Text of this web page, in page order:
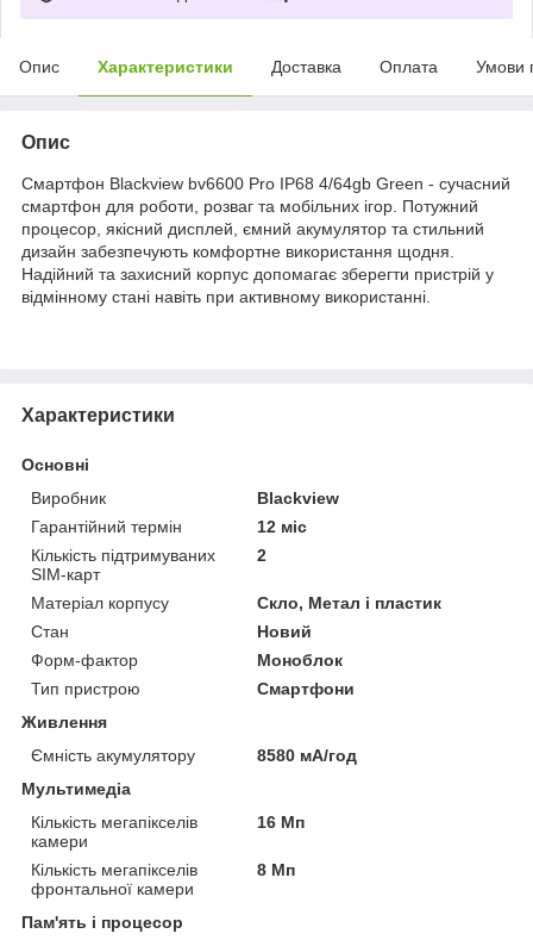
Опис Характеристики Доставка Оплата Умови
Опис
Смартфон Blackview bv6600 Pro IP68 4/64gb Green - сучасний
смартфон для роботи, розваг та мобільних ігор. Потужний
процесор, якісний дисплей, ємний акумулятор та стильний
дизайн забезпечують комфортне використання щодня.
Надійний та захисний корпус допомагає зберегти пристрій у
відмінному стані навіть при активному використанні.
Характеристики
Основні
Виробник
Blackview
Гарантійний термін
12 міс
Кількість підтримуваних
SIM-карт
2
Матеріал корпусу
Скло, Метал і пластик
Стан
Новий
Форм-фактор
Моноблок
Тип пристрою
Смартфони
Живлення
Ємність акумулятору
8580 мА/год
Мультимедіа
Кількість мегапікселів
камери
16 Мп
Кількість мегапікселів
фронтальної камери
8 Мп
Пам'ять і процесор